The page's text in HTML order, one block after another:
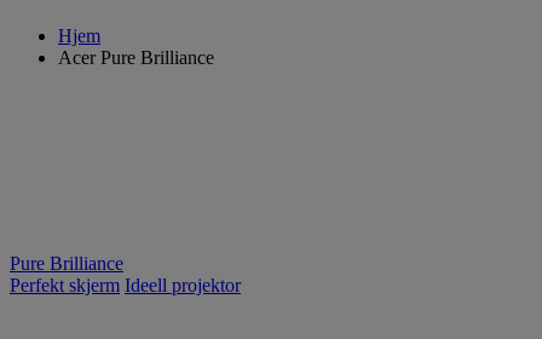
Hjem
Acer Pure Brilliance
Pure Brilliance
Perfekt skjerm Ideell projektor